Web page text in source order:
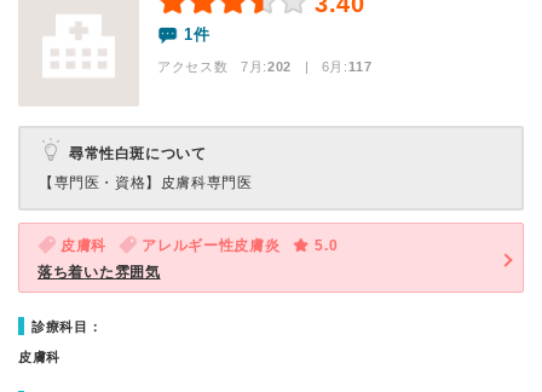
1件
アクセス数 7月:202 | 6月:117
尋常性白斑について
【専門医・資格】 皮膚科専門医
皮膚科 アレルギー性皮膚炎
5.0
落ち着いた雰囲気
診療科目：
皮膚科